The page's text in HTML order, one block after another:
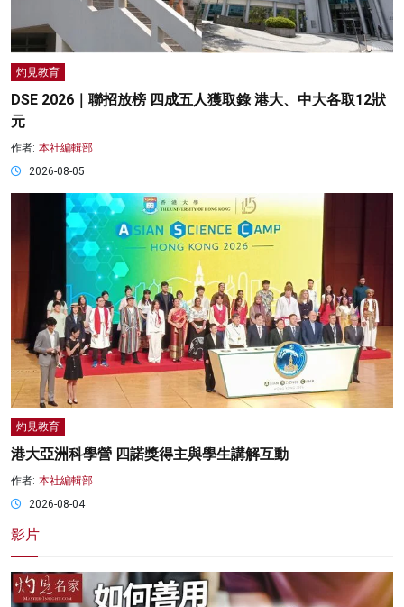
灼見教育
DSE 2026｜聯招放榜 四成五人獲取錄 港大、中大各取12狀
元
作者: 本社編輯部
2026-08-05
灼見教育
港大亞洲科學營 四諾獎得主與學生講解互動
作者: 本社編輯部
2026-08-04
影片